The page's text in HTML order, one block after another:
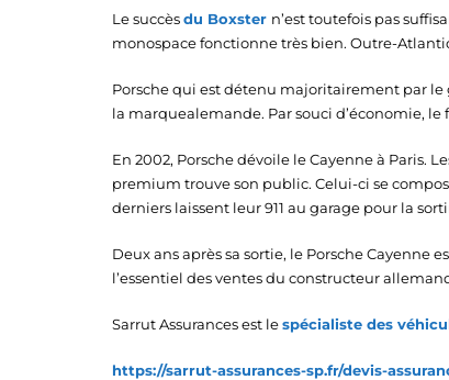
Le succèsdu Boxster n’est toutefois pas
monospace fonctionne très bien. Outre-
Porsche qui est détenu majoritairement par le
la marquealemande. Par souci d’économie,
En 2002, Porsche dévoile le Cayenne à Paris.
premium trouve son public. Celui-ci se
derniers laissent leur 911 au garage pour la
Deux ans après sa sortie, le Porsche Cayenne
l’essentiel des ventes du constructeur
Sarrut Assurances est lespécialiste des
https://sarrut-assurances-sp.fr/devis-